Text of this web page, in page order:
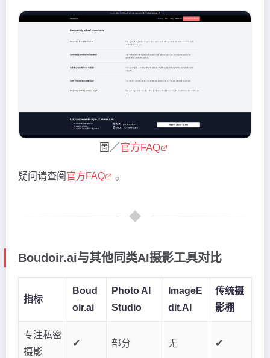
圖／官方FAQ
疑问请查阅 官方FAQ 。
Boudoir.ai与其他同类AI摄影工具对比
指标
Boud
oir.ai
Photo AI
Studio
ImageE
dit.AI
传统摄
影棚
专注私密
摄影
✔ 部分 无 ✔